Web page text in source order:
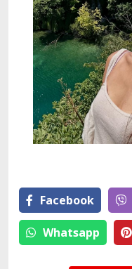
Facebook
Whatsapp